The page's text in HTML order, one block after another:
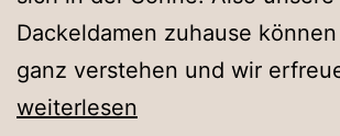
Dackeldamen zuhause
ganz verstehen und wir
weiterlesen